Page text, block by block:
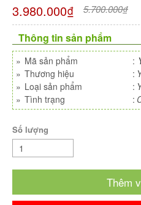
3.980.000₫
5.700.000₫
Thông tin sản phẩm
» Mã sản phẩm :
» Thương hiệu :
» Loại sản phẩm :
» Tình trạng :
Số lượng
Thêm